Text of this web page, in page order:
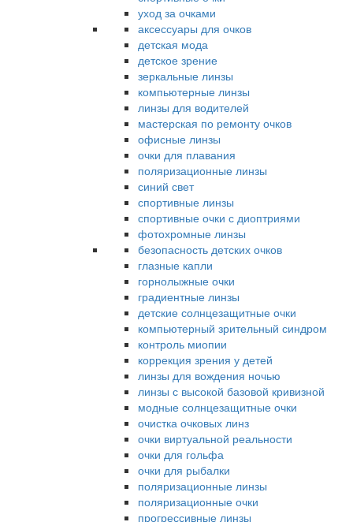
уход за очками
аксессуары для очков
детская мода
детское зрение
зеркальные линзы
компьютерные линзы
линзы для водителей
мастерская по ремонту очков
офисные линзы
очки для плавания
поляризационные линзы
синий свет
спортивные линзы
спортивные очки с диоптриями
фотохромные линзы
безопасность детских очков
глазные капли
горнолыжные очки
градиентные линзы
детские солнцезащитные очки
компьютерный зрительный синдром
контроль миопии
коррекция зрения у детей
линзы для вождения ночью
линзы с высокой базовой кривизной
модные солнцезащитные очки
очистка очковых линз
очки виртуальной реальности
очки для гольфа
очки для рыбалки
поляризационные линзы
поляризационные очки
прогрессивные линзы